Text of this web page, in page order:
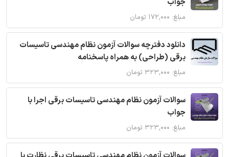
جواب
مبلغ: ۱۷۲,۰۰۰ تومان
دانلود دفترچه سوالات آزمون نظام مهندسی تاسیسات
برقی (طراحی) به همراه پاسخنامه
مبلغ: ۳۲۳,۰۰۰ تومان
سوالات آزمون نظام مهندسی تاسیسات برقی اجرا با
جواب
مبلغ: ۳۲۳,۰۰۰ تومان